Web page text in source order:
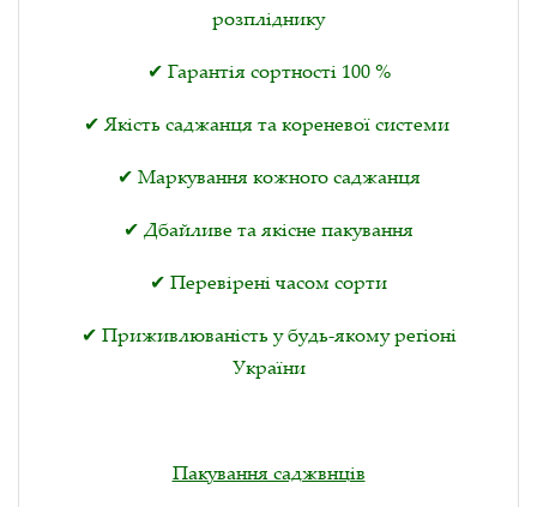
розпліднику
✔ Гарантія сортності 100 %
✔ Якість саджанця та кореневої системи
✔ Маркування кожного саджанця
✔ Дбайливе та якісне пакування
✔ Перевірені часом сорти
✔ Приживлюваність у будь-якому регіоні
України
Пакування саджвнців